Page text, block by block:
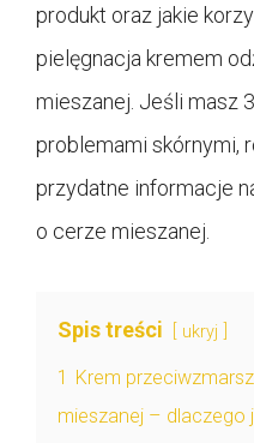
produkt oraz jakie
pielęgnacja kremem
mieszanej. Jeśli masz
problemami skórnymi,
przydatne informacje
o cerze mieszanej.
Spis treści ukryj
1 Krem
mieszanej – dlaczego